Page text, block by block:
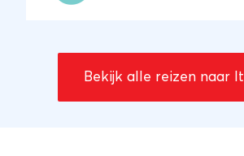
Bekijk alle reizen naar